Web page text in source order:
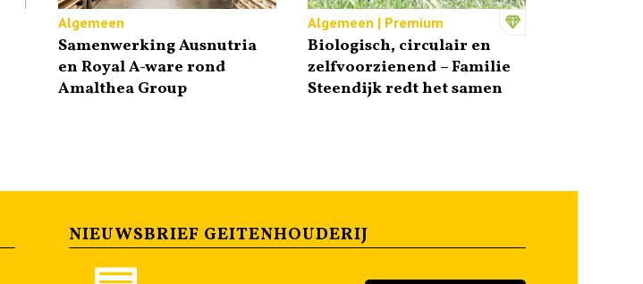
Algemeen
Samenwerking Ausnutria
en Royal A-ware rond
Amalthea Group
Algemeen | Premium
Biologisch, circulair en
zelfvoorzienend – Familie
Steendijk redt het samen
NIEUWSBRIEF GEITENHOUDERIJ